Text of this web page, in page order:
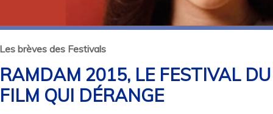
brèves des Festivals
2015, LE FESTIVAL DU
QUI DÉRANGE